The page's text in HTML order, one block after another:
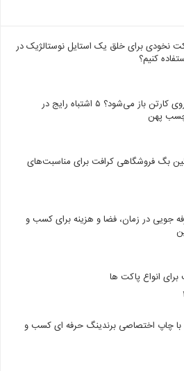
نخودی برای خلق یک استایل نوستالژیک در
کنیم؟
چرا چسب روی کارتن باز می‌شود؟ ۵ اشتباه رایج در
چسب پهن
بگ فروشگاهی کرافت برای مناسبت‌های
جویی در زمان، فضا و هزینه برای کسب و
انواع پاکت ها
با چاپ اختصاصی برندینگ حرفه ای کسب و